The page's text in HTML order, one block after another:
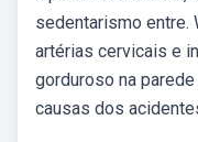
sedentarismo entre.
artérias cervicais e
gorduroso na
causas dos